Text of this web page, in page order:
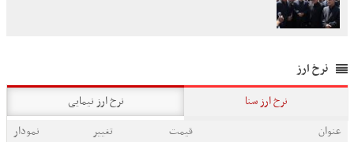
نرخ ارز
نرخ ارز سنا
نرخ ارز نیمایی
عنوان
قیمت تغییر
نمودار